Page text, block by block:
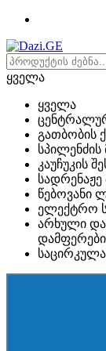
ყველა
ყველა
გათბობის
სპილენძის
კაუჩუკის
წებოვანი
ელექტრო
არხული და
დამფერები